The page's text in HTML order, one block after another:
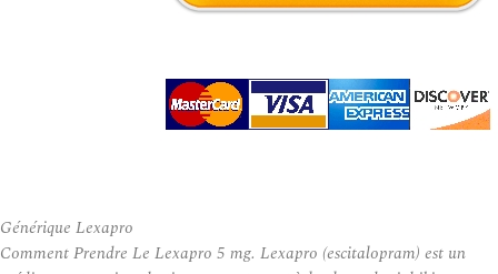
Générique Lexapro
Comment Prendre Le Lexapro 5 mg. Lexapro (escitalopram) est un